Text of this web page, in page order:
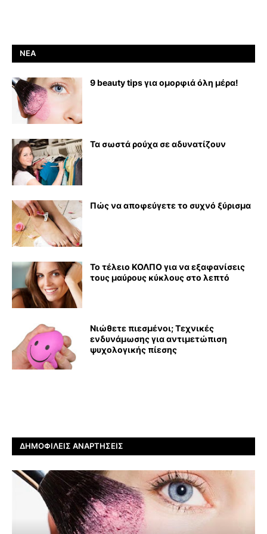
ΝΈΑ
9 beauty tips για ομορφιά όλη μέρα!
Τα σωστά ρούχα σε αδυνατίζουν
Πώς να αποφεύγετε το συχνό ξύρισμα
Το τέλειο ΚΟΛΠΟ για να εξαφανίσεις
τους μαύρους κύκλους στο λεπτό
Νιώθετε πιεσμένοι; Τεχνικές
ενδυνάμωσης για αντιμετώπιση
ψυχολογικής πίεσης
ΔΗΜΟΦΙΛΕΊΣ ΑΝΑΡΤΉΣΕΙΣ